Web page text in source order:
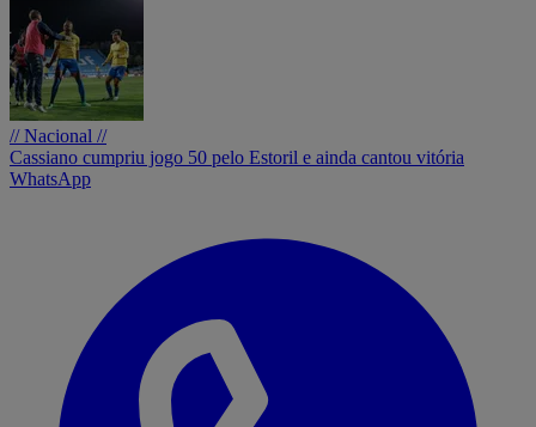
// Nacional //
Cassiano cumpriu jogo 50 pelo Estoril e ainda cantou vitória
WhatsApp